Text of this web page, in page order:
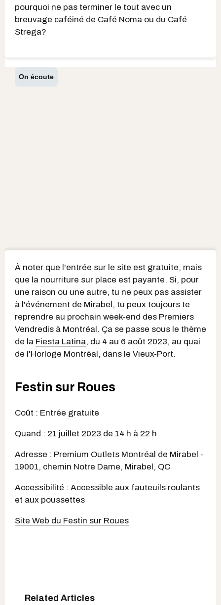
pourquoi ne pas terminer le tout avec un
breuvage caféiné de Café Noma ou du Café
Strega?
On écoute
À noter que l'entrée sur le site est gratuite, mais
que la nourriture sur place est payante. Si, pour
une raison ou une autre, tu ne peux pas assister
à l'événement de Mirabel, tu peux toujours te
reprendre au prochain week-end des Premiers
Vendredis à Montréal. Ça se passe sous le thème
de la Fiesta Latina, du 4 au 6 août 2023, au quai
de l'Horloge Montréal, dans le Vieux-Port.
Festin sur Roues
Coût : Entrée gratuite
Quand : 21 juillet 2023 de 14 h à 22 h
Adresse : Premium Outlets Montréal de Mirabel -
19001, chemin Notre Dame, Mirabel, QC
Accessibilité : Accessible aux fauteuils roulants
et aux poussettes
Site Web du Festin sur Roues